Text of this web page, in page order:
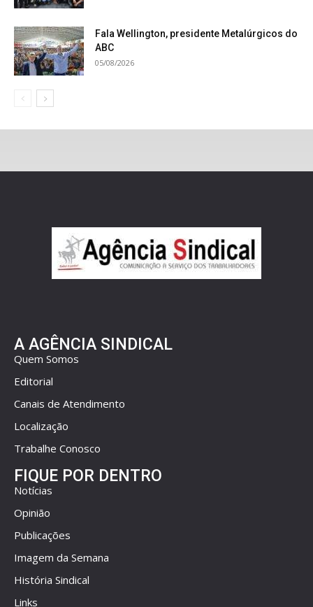
Fala Wellington, presidente Metalúrgicos do
ABC
05/08/2026
A AGÊNCIA SINDICAL
Quem Somos
Editorial
Canais de Atendimento
Localização
Trabalhe Conosco
FIQUE POR DENTRO
Notícias
Opinião
Publicações
Imagem da Semana
História Sindical
Links